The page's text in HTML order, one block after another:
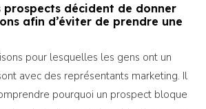
prospects décident de donner
afin d’éviter de prendre une
pour lesquelles les gens ont un
avec des représentants marketing. Il
pourquoi un prospect bloque